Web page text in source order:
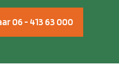
06 - 413 63 000